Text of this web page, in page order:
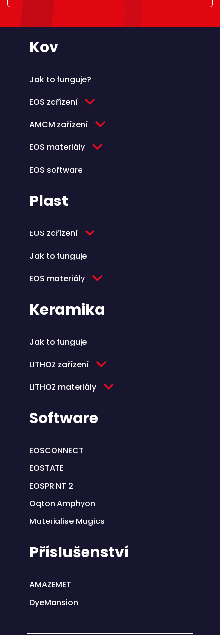
Kov
Jak to funguje?
EOS zařízení
AMCM zařízení
EOS materiály
EOS software
Plast
EOS zařízení
Jak to funguje
EOS materiály
Keramika
Jak to funguje
LITHOZ zařízení
LITHOZ materiály
Software
EOSCONNECT
EOSTATE
EOSPRINT 2
Oqton Amphyon
Materialise Magics
Příslušenství
AMAZEMET
DyeMansion